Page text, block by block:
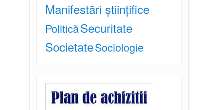
Manifestări științifice
PoliticăSecuritate
SocietateSociologie